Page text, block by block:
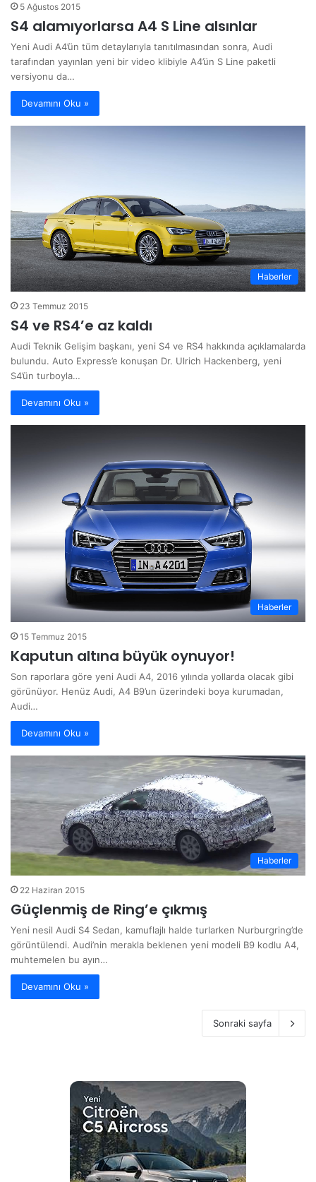
5 Ağustos 2015
S4 alamıyorlarsa A4 S Line alsınlar
Yeni Audi A4’ün tüm detaylarıyla tanıtılmasından sonra, Audi
tarafından yayınlan yeni bir video klibiyle A4’ün S Line paketli
versiyonu da…
Devamını Oku »
Haberler
23 Temmuz 2015
S4 ve RS4’e az kaldı
Audi Teknik Gelişim başkanı, yeni S4 ve RS4 hakkında açıklamalarda
bulundu. Auto Express’e konuşan Dr. Ulrich Hackenberg, yeni
S4’ün turboyla…
Devamını Oku »
Haberler
15 Temmuz 2015
Kaputun altına büyük oynuyor!
Son raporlara göre yeni Audi A4, 2016 yılında yollarda olacak gibi
görünüyor. Henüz Audi, A4 B9’un üzerindeki boya kurumadan,
Audi…
Devamını Oku »
Haberler
22 Haziran 2015
Güçlenmiş de Ring’e çıkmış
Yeni nesil Audi S4 Sedan, kamuflajlı halde turlarken Nurburgring’de
görüntülendi. Audi’nin merakla beklenen yeni modeli B9 kodlu A4,
muhtemelen bu ayın…
Devamını Oku »
Sonraki sayfa